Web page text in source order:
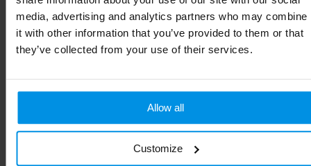
media, advertising and analytics partners who may combine
it with other information that you’ve provided to them or that
they’ve collected from your use of their services.
Allow all
Customize
Gerelateerde producten